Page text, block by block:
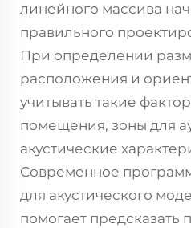
линейного массива
правильного
При определении
расположения и
учитывать такие
помещения, зоны для
акустические
Современное
для акустического
помогает предсказать